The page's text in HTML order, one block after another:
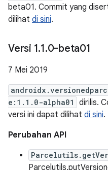
beta01. Commit yang
dilihat di sini.
Versi 1.1.0-beta01
7 Mei 2019
e:1.1.0-alpha01
dirilis.
versi ini dapat dilihat di sini.
Perubahan API